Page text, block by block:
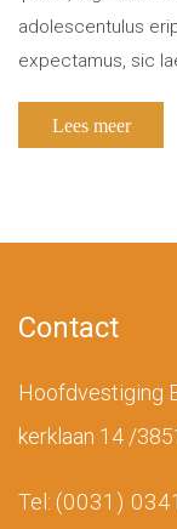
adolescentulus
expectamus, sic
perpetuam quis
Lees meer
Contact
Hoofdvestiging
kerklaan 14 /
Tel: (0031)